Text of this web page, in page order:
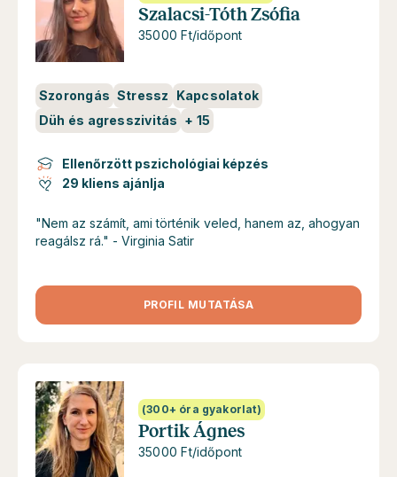
Szalacsi-Tóth Zsófia
35000 Ft/időpont
Szorongás Stressz
Kapcsolatok
Düh és agresszivitás + 15
Ellenőrzött pszichológiai képzés
29 kliens ajánlja
"Nem az számít, ami történik veled, hanem az, ahogyan
reagálsz rá." - Virginia Satir
PROFIL MUTATÁSA
(300+ óra gyakorlat)
Portik Ágnes
35000 Ft/időpont